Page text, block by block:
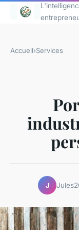
Accueil›Services
J Jules